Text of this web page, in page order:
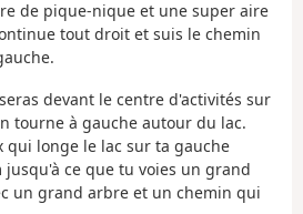
de pique-nique et une super aire
tout droit et suis le chemin
devant le centre d'activités sur
tourne à gauche autour du lac.
qui longe le lac sur ta gauche
ce que tu voies un grand
un grand arbre et un chemin qui